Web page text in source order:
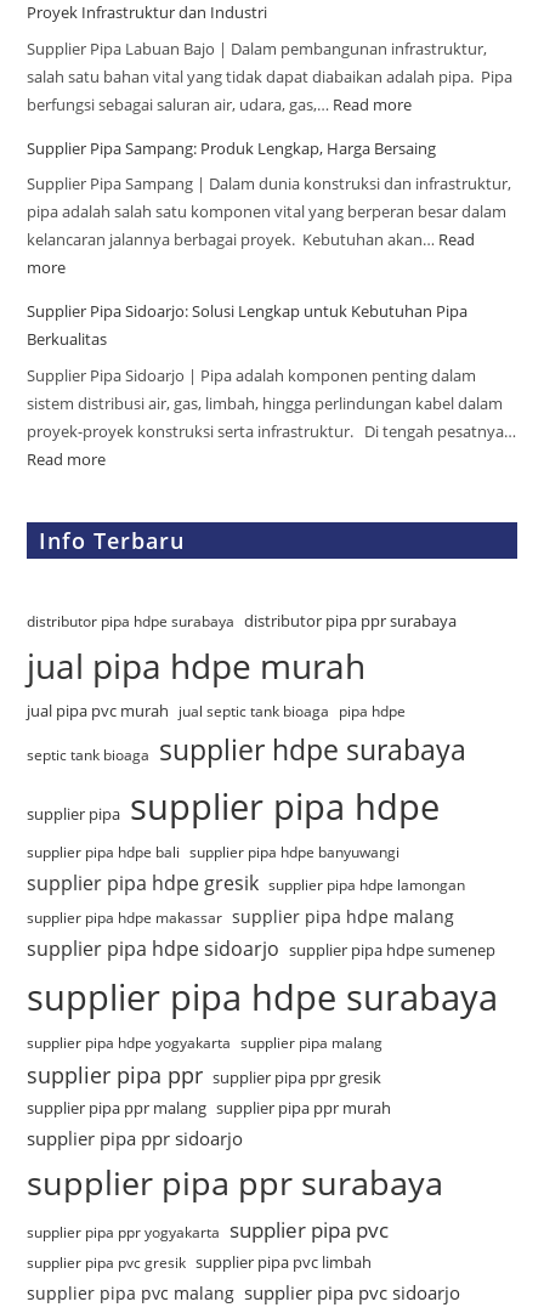
Proyek Infrastruktur dan Industri
Supplier Pipa Labuan Bajo | Dalam pembangunan infrastruktur,
salah satu bahan vital yang tidak dapat diabaikan adalah pipa. Pipa
berfungsi sebagai saluran air, udara, gas,… Read more
Supplier Pipa Sampang: Produk Lengkap, Harga Bersaing
Supplier Pipa Sampang | Dalam dunia konstruksi dan infrastruktur,
pipa adalah salah satu komponen vital yang berperan besar dalam
kelancaran jalannya berbagai proyek. Kebutuhan akan… Read
more
Supplier Pipa Sidoarjo: Solusi Lengkap untuk Kebutuhan Pipa
Berkualitas
Supplier Pipa Sidoarjo | Pipa adalah komponen penting dalam
sistem distribusi air, gas, limbah, hingga perlindungan kabel dalam
proyek-proyek konstruksi serta infrastruktur. Di tengah pesatnya…
Read more
Info Terbaru
distributor pipa hdpe surabaya distributor pipa ppr surabaya
jual pipa hdpe murah
jual pipa pvc murah jual septic tank bioaga pipa hdpe
septic tank bioaga supplier hdpe surabaya
supplier pipa supplier pipa hdpe
supplier pipa hdpe bali supplier pipa hdpe banyuwangi
supplier pipa hdpe gresik supplier pipa hdpe lamongan
supplier pipa hdpe makassar supplier pipa hdpe malang
supplier pipa hdpe sidoarjo supplier pipa hdpe sumenep
supplier pipa hdpe surabaya
supplier pipa hdpe yogyakarta supplier pipa malang
supplier pipa ppr supplier pipa ppr gresik
supplier pipa ppr malang supplier pipa ppr murah
supplier pipa ppr sidoarjo
supplier pipa ppr surabaya
supplier pipa ppr yogyakarta supplier pipa pvc
supplier pipa pvc gresik supplier pipa pvc limbah
supplier pipa pvc malang supplier pipa pvc sidoarjo